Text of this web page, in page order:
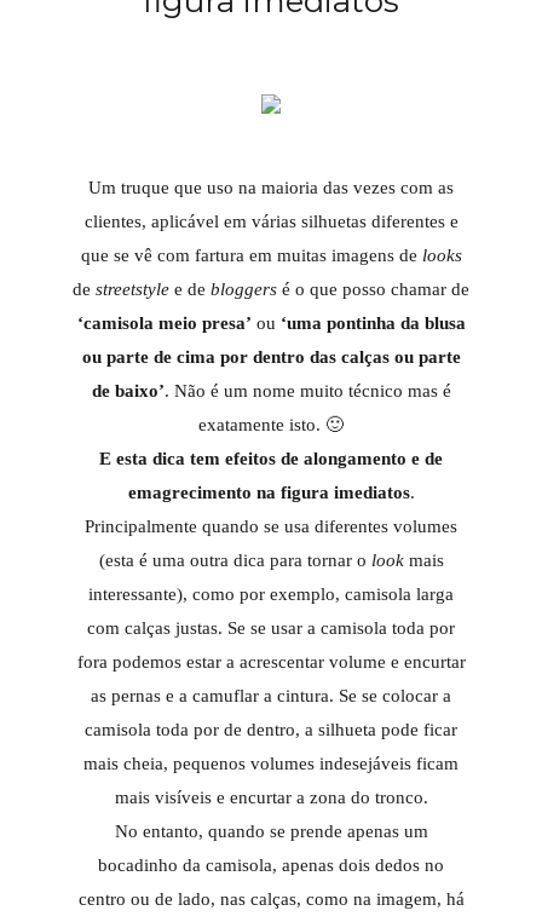
Um truque que uso na maioria das vezes com as
clientes, aplicável em várias silhuetas diferentes e
que se vê com fartura em muitas imagens de looks
de streetstyle e de bloggers é o que posso chamar de
‘camisola meio presa’ ou ‘uma pontinha da blusa
ou parte de cima por dentro das calças ou parte
de baixo’. Não é um nome muito técnico mas é
exatamente isto. 🙂
E esta dica tem efeitos de alongamento e de
emagrecimento na figura imediatos.
Principalmente quando se usa diferentes volumes
(esta é uma outra dica para tornar o lookmais
interessante), como por exemplo, camisola larga
com calças justas. Se se usar a camisola toda por
fora podemos estar a acrescentar volume e encurtar
as pernas e a camuflar a cintura. Se se colocar a
camisola toda por de dentro, a silhueta pode ficar
mais cheia, pequenos volumes indesejáveis ficam
mais visíveis e encurtar a zona do tronco.
No entanto, quando se prende apenas um
bocadinho da camisola, apenas dois dedos no
centro ou de lado, nas calças, como na imagem, há